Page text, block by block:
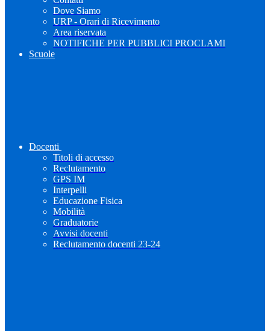
Dove Siamo
URP - Orari di Ricevimento
Area riservata
NOTIFICHE PER PUBBLICI PROCLAMI
Scuole
Docenti
Titoli di accesso
Reclutamento
GPS IM
Interpelli
Educazione Fisica
Mobilità
Graduatorie
Avvisi docenti
Reclutamento docenti 23-24